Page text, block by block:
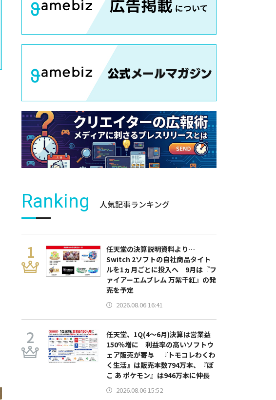
Ranking 人気記事ランキング
任天堂の決算説明資料より…
Switch 2ソフトの自社商品タイト
ルを1ヵ月ごとに投入へ 9月は『フ
ァイアーエムブレム 万紫千紅』の発
売を予定
2026.08.06 16:41
任天堂、1Q(4～6月)決算は営業益
150％増に 利益率の高いソフトウ
ェア販売が寄与 『トモコレわくわ
く生活』は販売本数794万本、『ぽ
こ あ ポケモン』は946万本に伸長
2026.08.06 15:52